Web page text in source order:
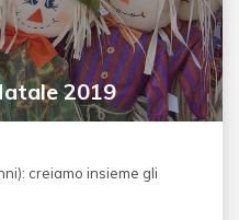
2019
creiamo insieme gli